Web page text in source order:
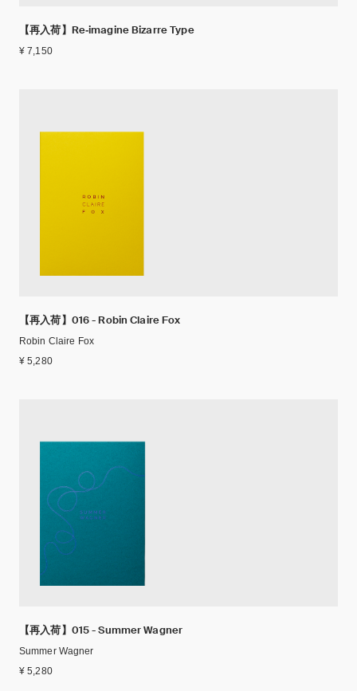
【再入荷】Re‐imagine Bizarre Type
¥ 7,150
【再入荷】016 - Robin Claire Fox
Robin Claire Fox
¥ 5,280
【再入荷】015 - Summer Wagner
Summer Wagner
¥ 5,280